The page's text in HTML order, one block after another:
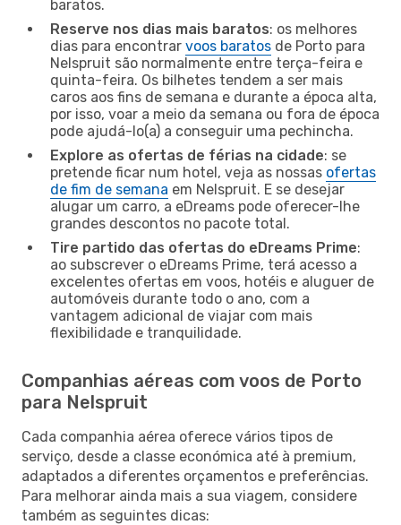
baratos.
Reserve nos dias mais baratos: os melhores
dias para encontrar voos baratos de Porto para
Nelspruit são normalmente entre terça-feira e
quinta-feira. Os bilhetes tendem a ser mais
caros aos fins de semana e durante a época alta,
por isso, voar a meio da semana ou fora de época
pode ajudá-lo(a) a conseguir uma pechincha.
Explore as ofertas de férias na cidade: se
pretende ficar num hotel, veja as nossas ofertas
de fim de semana em Nelspruit. E se desejar
alugar um carro, a eDreams pode oferecer-lhe
grandes descontos no pacote total.
Tire partido das ofertas do eDreams Prime:
ao subscrever o eDreams Prime, terá acesso a
excelentes ofertas em voos, hotéis e aluguer de
automóveis durante todo o ano, com a
vantagem adicional de viajar com mais
flexibilidade e tranquilidade.
Companhias aéreas com voos de Porto
para Nelspruit
Cada companhia aérea oferece vários tipos de
serviço, desde a classe económica até à premium,
adaptados a diferentes orçamentos e preferências.
Para melhorar ainda mais a sua viagem, considere
também as seguintes dicas: